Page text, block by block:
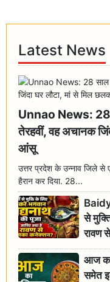
Latest News
Unnao News: 28
तेरहवीं, वह अचानक
आंसू
उत्तर प्रदेश के उन्नाव जिले से
हैरान कर दिया. 28...
से
रावण
आज
समेत